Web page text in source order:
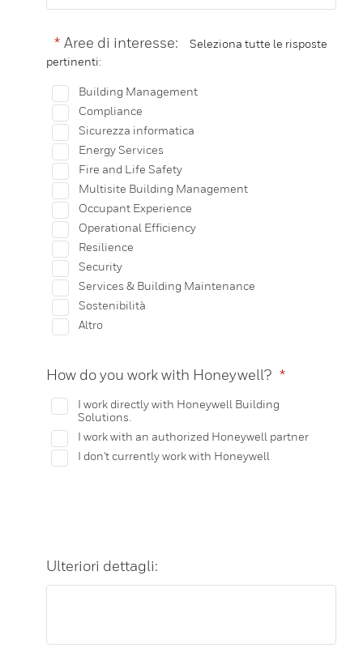
* Aree di interesse:
Seleziona tutte le risposte
pertinenti:
Building Management
Compliance
Sicurezza informatica
Energy Services
Fire and Life Safety
Multisite Building Management
Occupant Experience
Operational Efficiency
Resilience
Security
Services & Building Maintenance
Sostenibilità
Altro
*
How do you work with Honeywell?
I work directly with Honeywell Building
Solutions.
I work with an authorized Honeywell partner
I don't currently work with Honeywell
Ulteriori dettagli: